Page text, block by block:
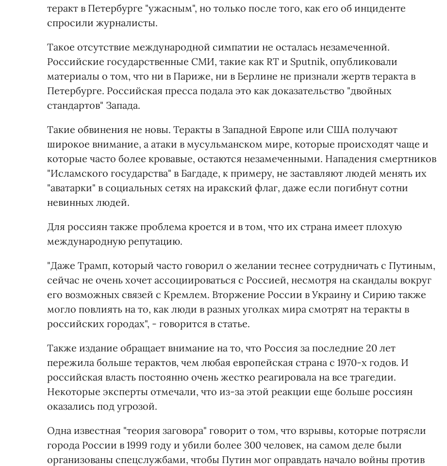
теракт в Петербурге "ужасным", но только после того, как его об инциденте
спросили журналисты.
Такое отсутствие международной симпатии не осталась незамеченной.
Российские государственные СМИ, такие как RT и Sputnik, опубликовали
материалы о том, что ни в Париже, ни в Берлине не признали жертв теракта в
Петербурге. Российская пресса подала это как доказательство "двойных
стандартов" Запада.
Такие обвинения не новы. Теракты в Западной Европе или США получают
широкое внимание, а атаки в мусульманском мире, которые происходят чаще и
которые часто более кровавые, остаются незамеченными. Нападения смертников
"Исламского государства" в Багдаде, к примеру, не заставляют людей менять их
"аватарки" в социальных сетях на иракский флаг, даже если погибнут сотни
невинных людей.
Для россиян также проблема кроется и в том, что их страна имеет плохую
международную репутацию.
"Даже Трамп, который часто говорил о желании теснее сотрудничать с Путиным,
сейчас не очень хочет ассоциироваться с Россией, несмотря на скандалы вокруг
его возможных связей с Кремлем. Вторжение России в Украину и Сирию также
могло повлиять на то, как люди в разных уголках мира смотрят на теракты в
российских городах", - говорится в статье.
Также издание обращает внимание на то, что Россия за последние 20 лет
пережила больше терактов, чем любая европейская страна с 1970-х годов. И
российская власть постоянно очень жестко реагировала на все трагедии.
Некоторые эксперты отмечали, что из-за этой реакции еще больше россиян
оказались под угрозой.
Одна известная "теория заговора" говорит о том, что взрывы, которые потрясли
города России в 1999 году и убили более 300 человек, на самом деле были
организованы спецслужбами, чтобы Путин мог оправдать начало войны против